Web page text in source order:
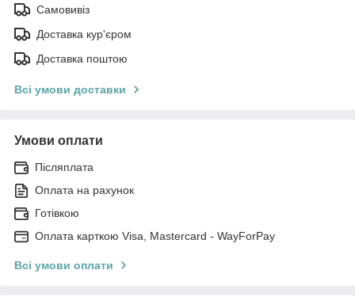
Самовивіз
Доставка кур'єром
Доставка поштою
Всі умови доставки
Умови оплати
Післяплата
Оплата на рахунок
Готівкою
Оплата карткою Visa, Mastercard - WayForPay
Всі умови оплати